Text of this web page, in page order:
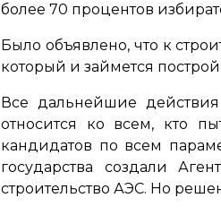
более 70 процентов
Было объявлено, что к
который и займется
Все дальнейшие
относится ко всем, кто
кандидатов по всем
государства создали
строительство АЭС. Но